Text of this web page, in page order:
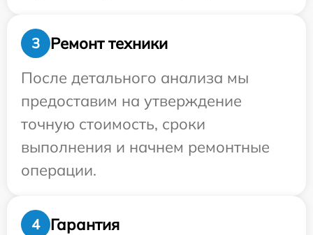
3
Ремонт техники
После детального анализа мы
предоставим на утверждение
точную стоимость, сроки
выполнения и начнем ремонтные
операции.
4
Гарантия